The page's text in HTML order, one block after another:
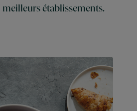
meilleurs établissements.